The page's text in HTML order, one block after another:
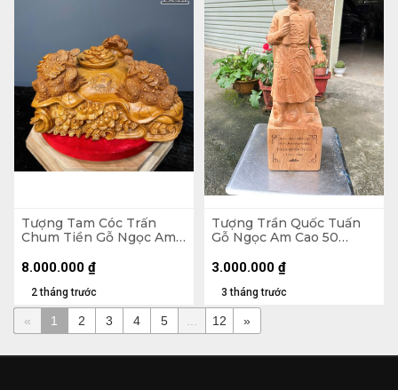
Tượng Tam Cóc Trấn
Chum Tiền Gỗ Ngọc Am
(cm)
2 tháng trước
8.000.000 ₫
Tượng Trần Quốc Tuấn
Gỗ Ngọc Am Cao 50
3 tháng trước
3.000.000 ₫
« 1 2 3 4 5 ... 12 »